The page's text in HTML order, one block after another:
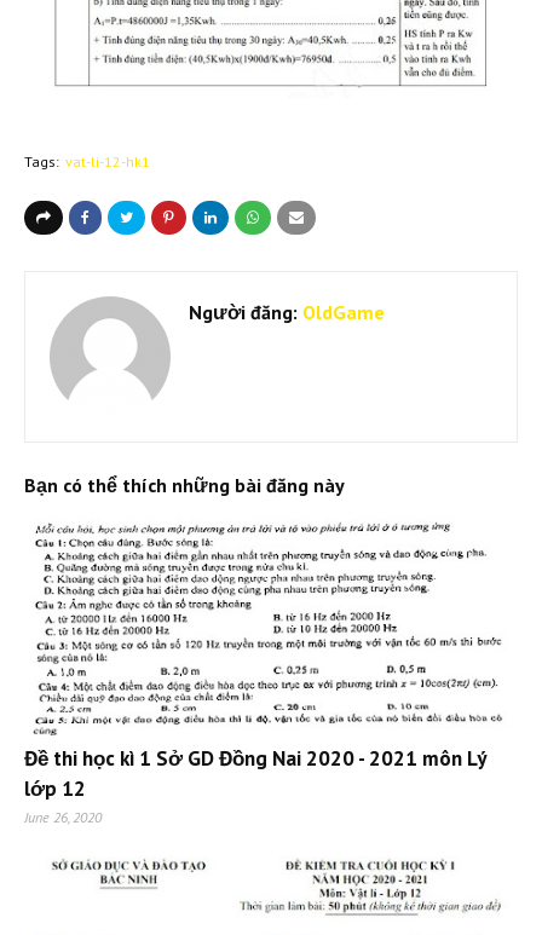
Tags: vat-li-12-hk1
Người đăng: OldGame
Bạn có thể thích những bài đăng này
Đề thi học kì 1 Sở GD Đồng Nai 2020 - 2021 môn Lý
lớp 12
June 26, 2020